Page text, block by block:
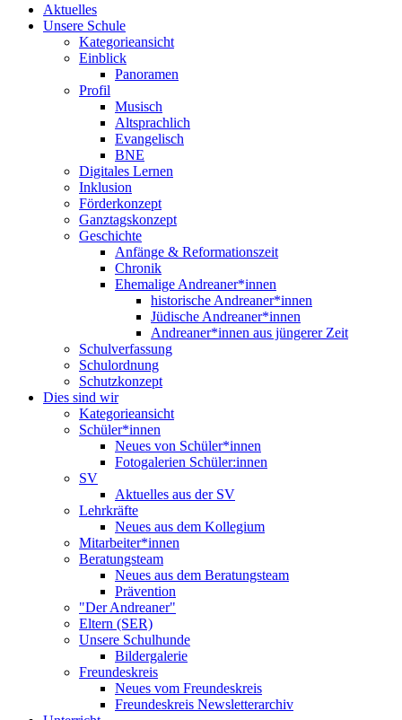
Aktuelles
Unsere Schule
Kategorieansicht
Einblick
Panoramen
Profil
Musisch
Altsprachlich
Evangelisch
BNE
Digitales Lernen
Inklusion
Förderkonzept
Ganztagskonzept
Geschichte
Anfänge & Reformationszeit
Chronik
Ehemalige Andreaner*innen
historische Andreaner*innen
Jüdische Andreaner*innen
Andreaner*innen aus jüngerer Zeit
Schulverfassung
Schulordnung
Schutzkonzept
Dies sind wir
Kategorieansicht
Schüler*innen
Neues von Schüler*innen
Fotogalerien Schüler:innen
SV
Aktuelles aus der SV
Lehrkräfte
Neues aus dem Kollegium
Mitarbeiter*innen
Beratungsteam
Neues aus dem Beratungsteam
Prävention
"Der Andreaner"
Eltern (SER)
Unsere Schulhunde
Bildergalerie
Freundeskreis
Neues vom Freundeskreis
Freundeskreis Newsletterarchiv